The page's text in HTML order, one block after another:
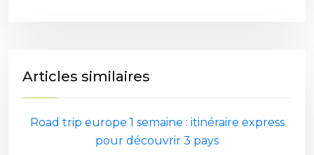
Articles similaires
Road trip europe 1 semaine : itinéraire express
pour découvrir 3 pays